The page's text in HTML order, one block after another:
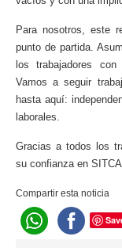
Para nosotros, este
punto de partida.
los trabajadores
Vamos a seguir
hasta aquí:
laborales.
Gracias a todos los
su confianza en
Compartir esta noticia